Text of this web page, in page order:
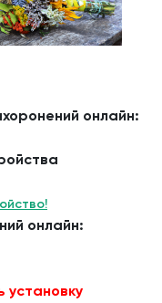
онлайн:
онлайн:
установку